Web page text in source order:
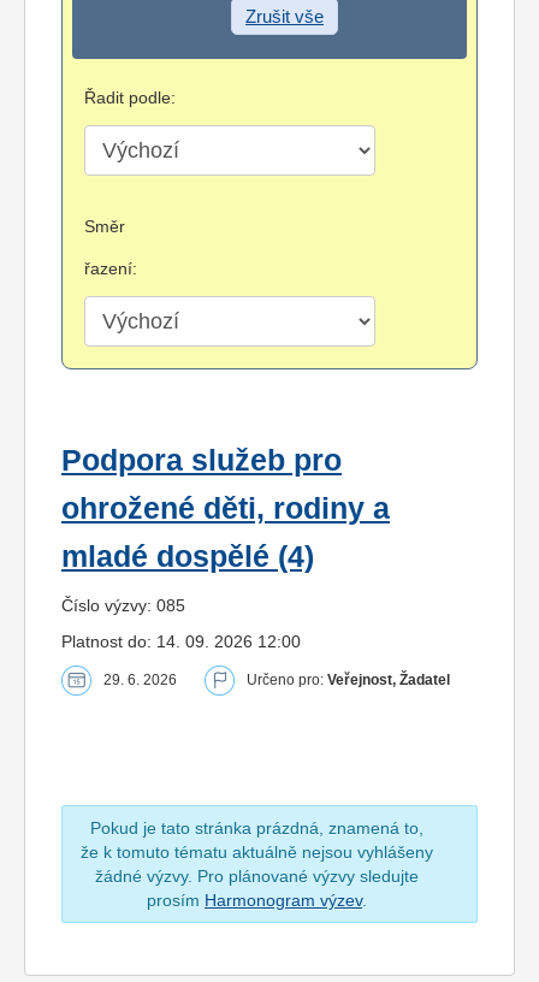
Zrušit vše
Řadit podle:
Směr
řazení:
Podpora služeb pro
ohrožené děti, rodiny a
mladé dospělé (4)
Číslo výzvy: 085
Platnost do: 14. 09. 2026 12:00
29. 6. 2026 Určeno pro: Veřejnost, Žadatel
Pokud je tato stránka prázdná, znamená to,
že k tomuto tématu aktuálně nejsou vyhlášeny
žádné výzvy. Pro plánované výzvy sledujte
prosím Harmonogram výzev.